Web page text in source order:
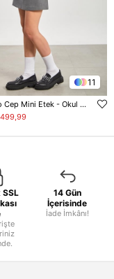
11
Kadın Fleto Cep Mini Etek - Okul Gri
14 Gün
İçerisinde
İade İmkânı!